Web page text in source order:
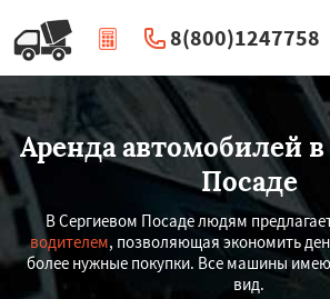
8(800)1247758
| Перезвоните
Аренда автомобилей
Посаде
В Сергиевом Посаде людям
водителем, позволяющая экономить
более нужные покупки. Все машины
вид.